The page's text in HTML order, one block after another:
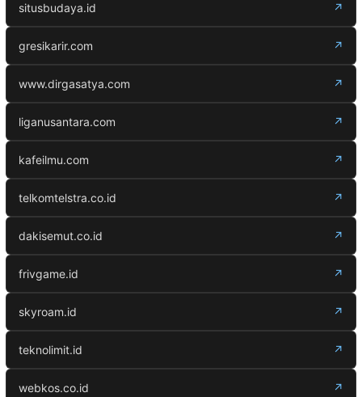
situsbudaya.id ↗
gresikarir.com ↗
www.dirgasatya.com ↗
liganusantara.com ↗
kafeilmu.com ↗
telkomtelstra.co.id ↗
dakisemut.co.id ↗
frivgame.id ↗
skyroam.id ↗
teknolimit.id ↗
webkos.co.id ↗